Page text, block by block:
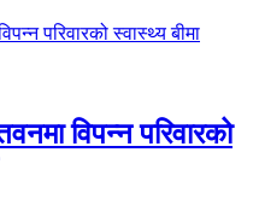
विपन्न परिवारको